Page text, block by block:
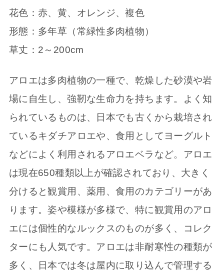
花色：赤、黄、オレンジ、複色
形態：多年草（常緑性多肉植物）
草丈：2～200cm
アロエは多肉植物の一種で、乾燥した砂漠や岩
場に自生し、強靭な生命力を持ちます。よく知
られているものは、日本でも古くから栽培され
ているキダチアロエや、食用としてヨーグルト
などによく利用されるアロエベラなど。アロエ
は現在650種類以上が確認されており、大きく
分けると観賞用、薬用、食用のカテゴリーがあ
ります。姿や模様が多様で、特に観賞用のアロ
エには個性的なルックスのものが多く、コレク
ターにも人気です。アロエは非耐寒性の種類が
多く、日本では冬は屋内に取り込んで管理する